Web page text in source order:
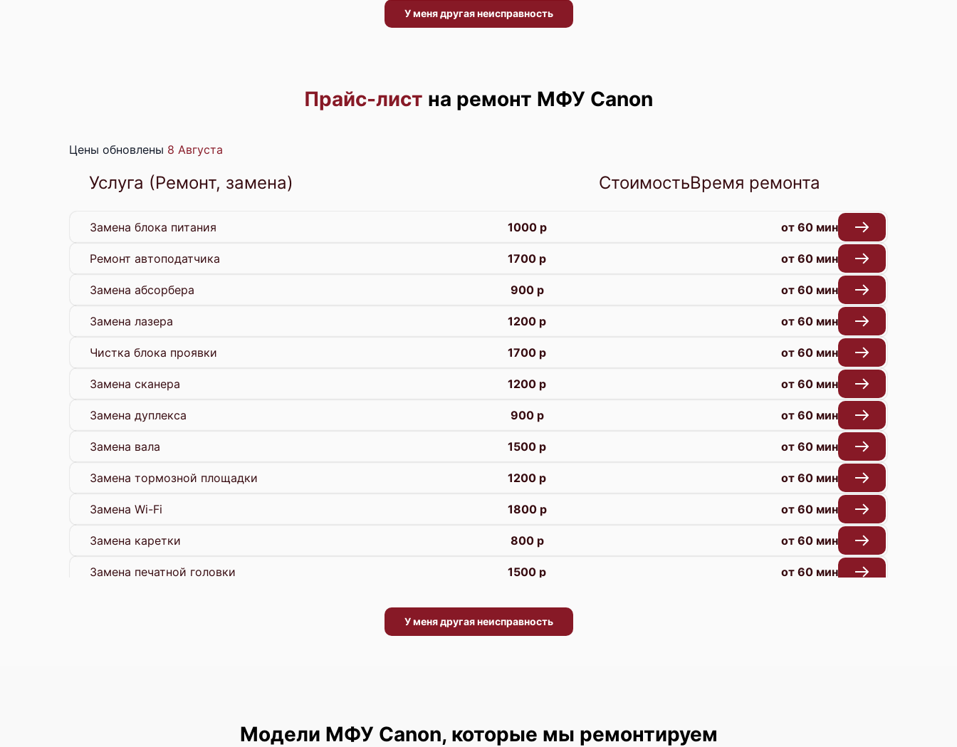
У меня другая неисправность
Прайс-лист на ремонт МФУ Canon
Цены обновлены 8 Августа
Услуга (Ремонт, замена) СтоимостьВремя ремонта
Замена блока питания 1000 р от 60 мин
Ремонт автоподатчика 1700 р от 60 мин
Замена абсорбера 900 р от 60 мин
Замена лазера 1200 р от 60 мин
Чистка блока проявки 1700 р от 60 мин
Замена сканера 1200 р от 60 мин
Замена дуплекса 900 р от 60 мин
Замена вала 1500 р от 60 мин
Замена тормозной площадки 1200 р от 60 мин
Замена Wi-Fi 1800 р от 60 мин
Замена каретки 800 р от 60 мин
Замена печатной головки 1500 р от 60 мин
2200 р
У меня другая неисправность
Модели МФУ Canon, которые мы ремонтируем